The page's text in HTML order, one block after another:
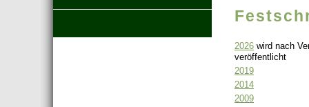
2026 wird nach
veröffentlicht
2019
2014
2009